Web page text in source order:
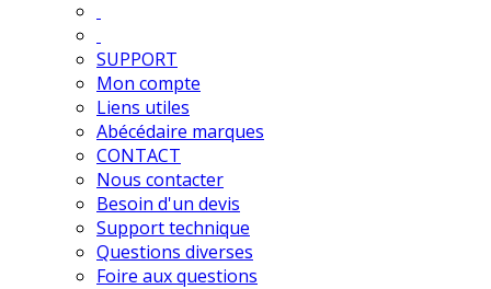
SUPPORT
Mon compte
Liens utiles
Abécédaire marques
CONTACT
Nous contacter
Besoin d'un devis
Support technique
Questions diverses
Foire aux questions